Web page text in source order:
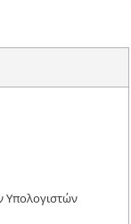
Υπολογιστών